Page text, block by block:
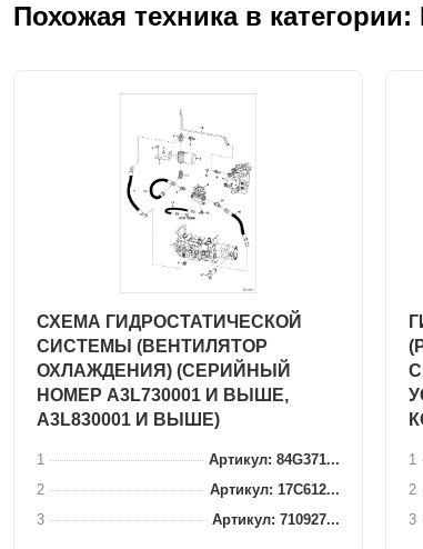
Похожая техника в
СХЕМА ГИДРОСТАТИЧЕСКОЙ
СИСТЕМЫ (ВЕНТИЛЯТОР
ОХЛАЖДЕНИЯ) (СЕРИЙНЫЙ
НОМЕР A3L730001 И ВЫШЕ,
A3L830001 И ВЫШЕ)
1
Артикул: 84G371...
2
Артикул: 17C612...
3
Артикул: 710927...
1
2
3